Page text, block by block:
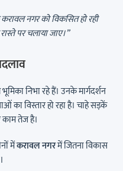
नगर को विकसित हो रही
पर चलाया जाए।”
निभा रहे हैं। उनके मार्गदर्शन
का विस्तार हो रहा है। चाहे सड़कें
काम तेज है।
मेंकरावल नगरमें जितना विकास